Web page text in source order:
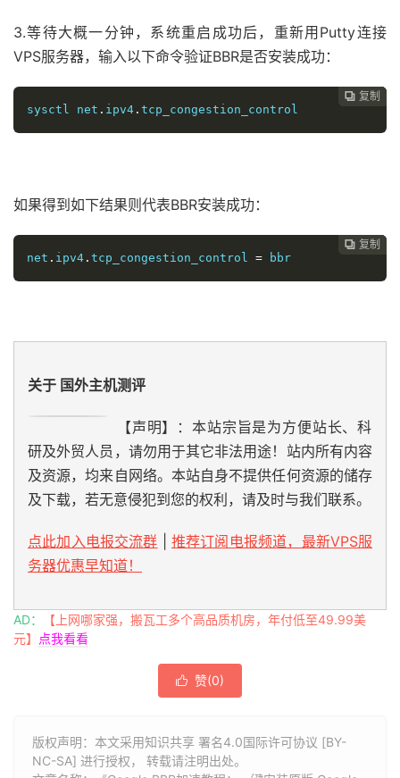
3.等待大概一分钟，系统重启成功后，重新用Putty连接
VPS服务器，输入以下命令验证BBR是否安装成功：
 复制
 复制
 复制
 复制
sysctl net . ipv4 . tcp_congestion_control
如果得到如下结果则代表BBR安装成功：
 复制
 复制
 复制
net . ipv4 . tcp_congestion_control = bbr
关于 国外主机测评
【声明】：本站宗旨是为方便站长、科
研及外贸人员，请勿用于其它非法用途！站内所有内容
及资源，均来自网络。本站自身不提供任何资源的储存
及下载，若无意侵犯到您的权利，请及时与我们联系。
点此加入电报交流群
推荐订阅电报频道，最新VPS服
务器优惠早知道！
AD：
【上网哪家强，搬瓦工多个高品质机房，年付低至49.99美
元】
点我看看
 赞(0)
版权声明：本文采用知识共享 署名4.0国际许可协议 [BY-
NC-SA] 进行授权， 转载请注明出处。